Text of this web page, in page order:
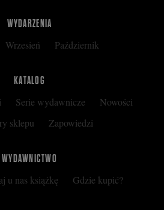
WYDARZENIA
Wrzesień Październik
KATALOG
Serie wydawnicze
Nowości
sklepu
Zapowiedzi
WYDAWNICTWO
u nas książkę Gdzie kupić?